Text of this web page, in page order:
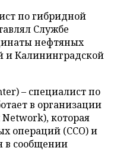
по гибридной
Службе
нефтяных
и Калининградской
– специалист по
в организации
которая
операций (ССО) и
в сообщении